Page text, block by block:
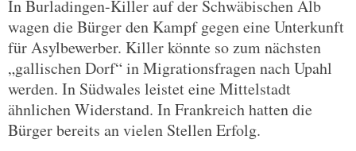
In Burladingen-Killer auf der Schwäbischen Alb
wagen die Bürger den Kampf gegen eine Unterkunft
für Asylbewerber. Killer könnte so zum nächsten
„gallischen Dorf“ in Migrationsfragen nach Upahl
werden. In Südwales leistet eine Mittelstadt
ähnlichen Widerstand. In Frankreich hatten die
Bürger bereits an vielen Stellen Erfolg.